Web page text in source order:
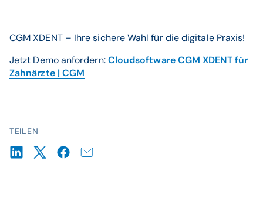
TEILEN
CGM XDENT – Ihre sichere Wahl für die digitale Praxis!
Jetzt Demo anfordern:Cloudsoftware CGM XDENT für
Zahnärzte | CGM